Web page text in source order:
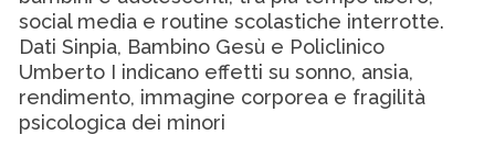
social media e routine scolastiche interrotte.
Dati Sinpia, Bambino Gesù e Policlinico
Umberto I indicano effetti su sonno, ansia,
rendimento, immagine corporea e fragilità
psicologica dei minori